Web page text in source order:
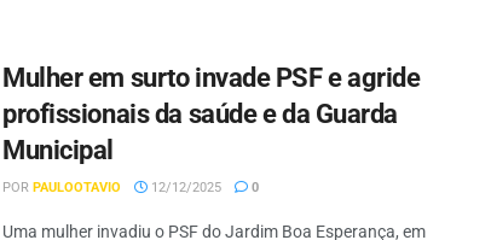
Mulher em surto invade PSF e agride
profissionais da saúde e da Guarda
Municipal
POR PAULOOTAVIO 12/12/2025 0
Uma mulher invadiu o PSF do Jardim Boa Esperança, em